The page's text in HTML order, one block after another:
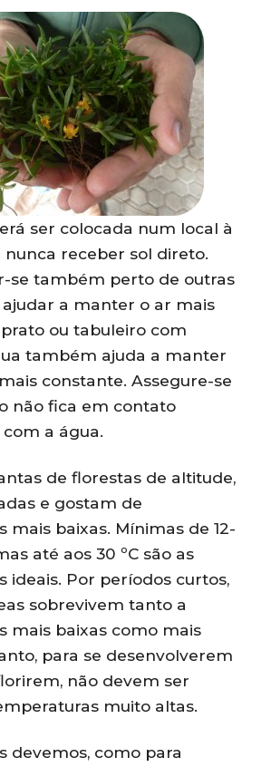
ser colocada num local à
nunca receber sol direto.
se também perto de outras
a manter o ar mais
ou tabuleiro com
também ajuda a manter
constante. Assegure-se
não fica em contato
a água.
de florestas de altitude,
e gostam de
mais baixas. Mínimas de 12-
até aos 30 ºC são as
ideais. Por períodos curtos,
sobrevivem tanto a
mais baixas como mais
para se desenvolverem
não devem ser
muito altas.
devemos, como para